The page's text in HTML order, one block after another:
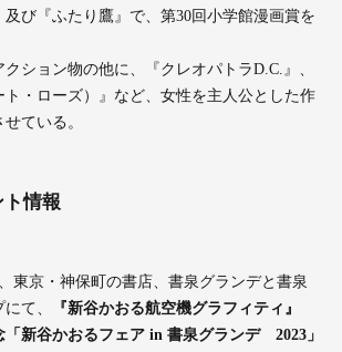
及び『ふたり鷹』で、第30回小学館漫画賞を
ション物の他に、『クレオパトラD.C.』、
ト・ローズ）』など、女性を主人公とした作
ている。
ト情報
東京・神保町の書店、書泉グランデと書泉
て、
『新谷かおる航空機グラフィティ』
「新谷かおるフェア in 書泉グランデ 2023」